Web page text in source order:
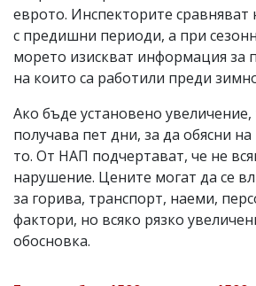
еврото. Инспекторите
с предишни периоди, а при
морето изискват информация за
на които са работили преди
Ако бъде установено
получава пет дни, за да обясни
то. От НАП подчертават, че не
нарушение. Цените могат да се
за горива, транспорт, наеми,
фактори, но всяко рязко
обосновка.